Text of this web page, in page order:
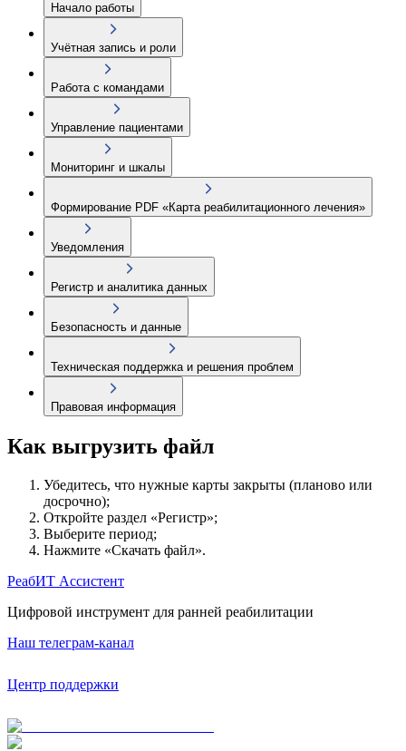
Начало работы
Учётная запись и роли
Работа с командами
Управление пациентами
Мониторинг и шкалы
Формирование PDF «Карта реабилитационного лечения»
Уведомления
Регистр и аналитика данных
Безопасность и данные
Техническая поддержка и решения проблем
Правовая информация
Как выгрузить файл
Убедитесь, что нужные карты закрыты (планово или
досрочно);
Откройте раздел «Регистр»;
Выберите период;
Нажмите «Скачать файл».
РеабИТ Ассистент
Цифровой инструмент для ранней реабилитации
Наш телеграм-канал
Центр поддержки